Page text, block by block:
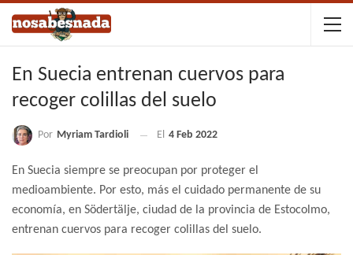
En Suecia entrenan cuervos para
recoger colillas del suelo
Por Myriam Tardioli El 4 Feb 2022
En Suecia siempre se preocupan por proteger el
medioambiente. Por esto, más el cuidado permanente de su
economía, en Södertälje, ciudad de la provincia de Estocolmo,
entrenan cuervos para recoger colillas del suelo.